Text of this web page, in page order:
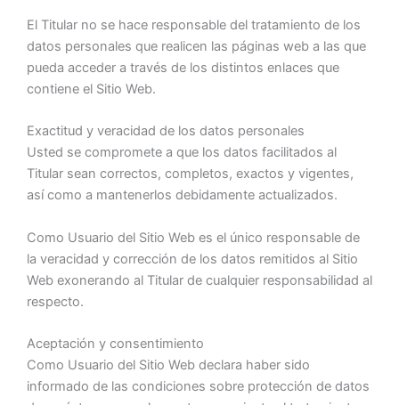
El Titular no se hace responsable del tratamiento de los
datos personales que realicen las páginas web a las que
pueda acceder a través de los distintos enlaces que
contiene el Sitio Web.
Exactitud y veracidad de los datos personales
Usted se compromete a que los datos facilitados al
Titular sean correctos, completos, exactos y vigentes,
así como a mantenerlos debidamente actualizados.
Como Usuario del Sitio Web es el único responsable de
la veracidad y corrección de los datos remitidos al Sitio
Web exonerando al Titular de cualquier responsabilidad al
respecto.
Aceptación y consentimiento
Como Usuario del Sitio Web declara haber sido
informado de las condiciones sobre protección de datos